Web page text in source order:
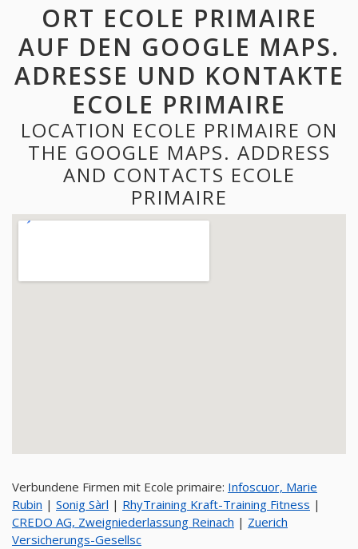
ORT ECOLE PRIMAIRE
AUF DEN GOOGLE MAPS.
ADRESSE UND KONTAKTE
ECOLE PRIMAIRE
LOCATION ECOLE PRIMAIRE ON
THE GOOGLE MAPS. ADDRESS
AND CONTACTS ECOLE
PRIMAIRE
Verbundene Firmen mit Ecole primaire: Infoscuor, Marie
Rubin | Sonig Sàrl | RhyTraining Kraft-Training Fitness |
CREDO AG, Zweigniederlassung Reinach | Zuerich
Versicherungs-Gesellsc